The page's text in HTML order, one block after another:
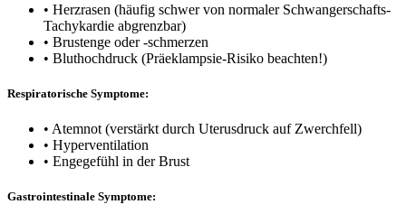
• Herzrasen (häufig schwer von normaler Schwangerschafts-
Tachykardie abgrenzbar)
• Brustenge oder -schmerzen
• Bluthochdruck (Präeklampsie-Risiko beachten!)
Respiratorische Symptome:
• Atemnot (verstärkt durch Uterusdruck auf Zwerchfell)
• Hyperventilation
• Engegefühl in der Brust
Gastrointestinale Symptome: